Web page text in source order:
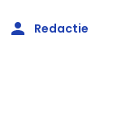
Redactie